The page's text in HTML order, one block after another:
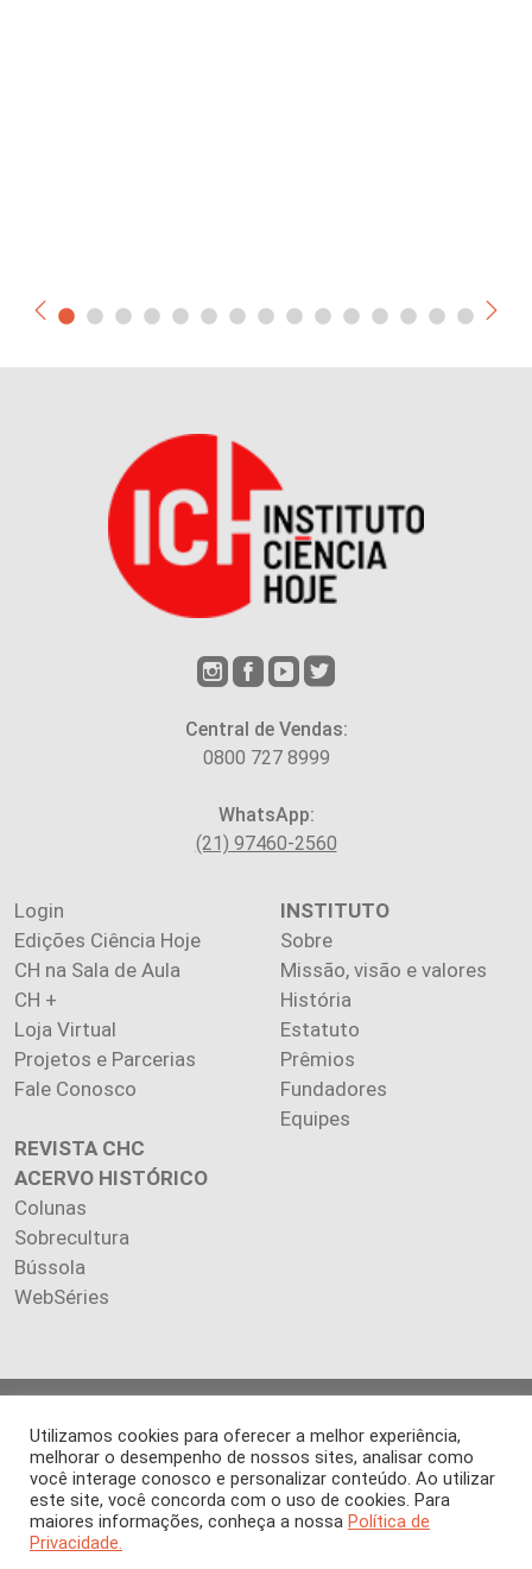
Central de Vendas:
0800 727 8999
WhatsApp:
(21) 97460-2560
Login
Edições Ciência Hoje
CH na Sala de Aula
CH +
Loja Virtual
Projetos e Parcerias
Fale Conosco
INSTITUTO
Sobre
Missão, visão e valores
História
Estatuto
Prêmios
Fundadores
Equipes
REVISTA CHC
ACERVO HISTÓRICO
Colunas
Sobrecultura
Bússola
WebSéries
reservados.
Os artigos publicados na revista refletem exclusivamente a
opinião de seus autores.
É proibida a reprodução, integral ou parcial, do conteúdo (imagens
Utilizamos cookies para oferecer a melhor experiência,
melhorar o desempenho de nossos sites, analisar como
você interage conosco e personalizar conteúdo. Ao utilizar
este site, você concorda com o uso de cookies. Para
maiores informações, conheça a nossa Política de
Privacidade.